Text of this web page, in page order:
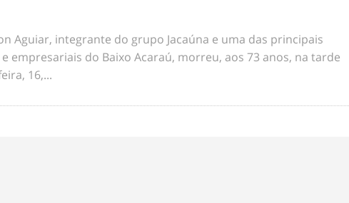
Aguiar, integrante do grupo Jacaúna e uma das principais
empresariais do Baixo Acaraú, morreu, aos 73 anos, na tarde
16,...